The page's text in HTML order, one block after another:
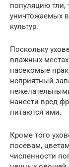
популяцию
уничтожаемых
культур.
Поскольку
влажных
насекомые
неприятный
нанести вред
питаются ими.
Кроме того
посевам,
численности